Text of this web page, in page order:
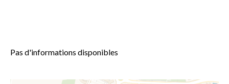
Pas d'informations disponibles